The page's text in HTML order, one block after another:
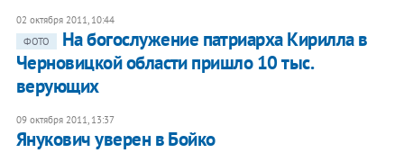
02 октября 2011, 10:44
ФОТО
На богослужение патриарха Кирилла в
Черновицкой области пришло 10 тыс.
верующих
09 октября 2011, 13:37
Янукович уверен в Бойко